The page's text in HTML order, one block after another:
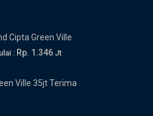
Cipta Green Ville
: Rp. 1.346 Jt
Ville 35jt Terima